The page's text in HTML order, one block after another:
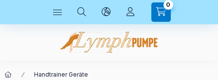
0
Handtrainer Geräte